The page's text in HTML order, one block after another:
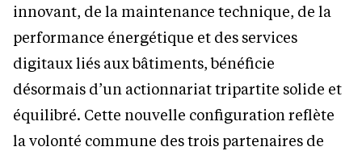
innovant, de la maintenance technique, de la
performance énergétique et des services
digitaux liés aux bâtiments, bénéficie
désormais d’un actionnariat tripartite solide et
équilibré. Cette nouvelle configuration reflète
la volonté commune des trois partenaires de